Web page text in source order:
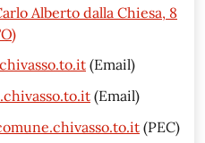
Alberto dalla Chiesa, 8
(Email)
(Email)
(PEC)